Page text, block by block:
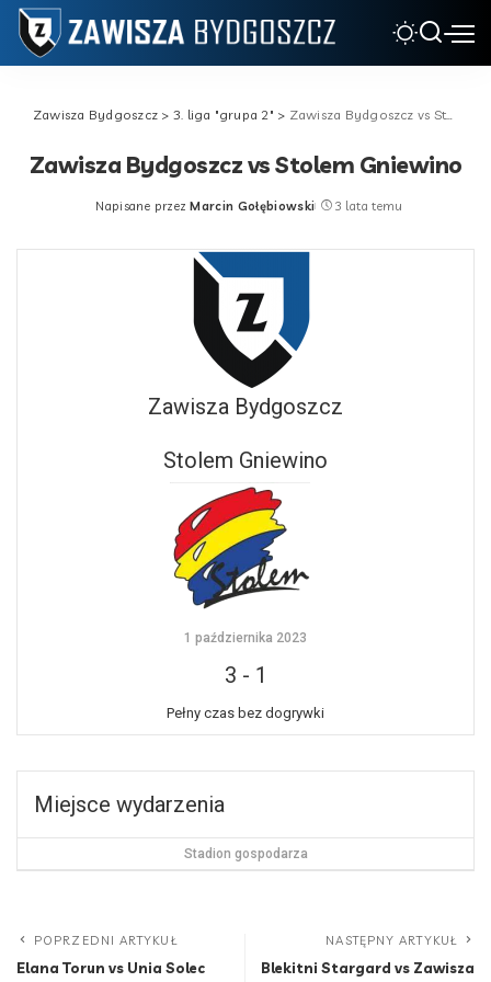
Zawisza Bydgoszcz > 3. liga "grupa 2" > Zawisza Bydgoszcz vs Stolem Gniewino
Zawisza Bydgoszcz vs Stolem Gniewino
Posted
Napisane przez Marcin Gołębiowski 3 lata temu
Zawisza Bydgoszcz
Stolem Gniewino
1 października 2023
3 - 1
Pełny czas bez dogrywki
Miejsce wydarzenia
Stadion gospodarza
POPRZEDNI ARTYKUŁ
Elana Torun vs Unia Solec
NASTĘPNY ARTYKUŁ
Blekitni Stargard vs Zawisza